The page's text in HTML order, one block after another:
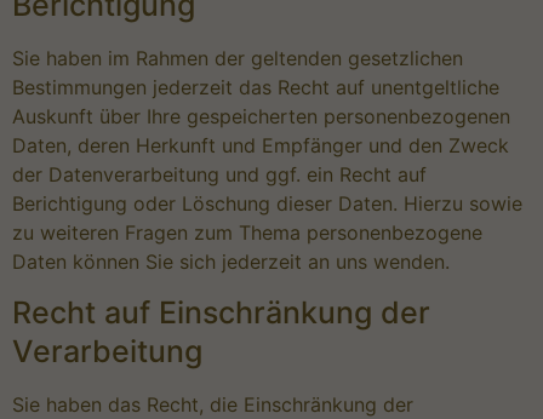
Sie haben im Rahmen der geltenden gesetzlichen
Bestimmungen jederzeit das Recht auf unentgeltliche
Auskunft über Ihre gespeicherten personenbezogenen
Daten, deren Herkunft und Empfänger und den Zweck
der Datenverarbeitung und ggf. ein Recht auf
Berichtigung oder Löschung dieser Daten. Hierzu sowie
zu weiteren Fragen zum Thema personenbezogene
Daten können Sie sich jederzeit an uns wenden.
Recht auf Einschränkung der
Verarbeitung
Sie haben das Recht, die Einschränkung der